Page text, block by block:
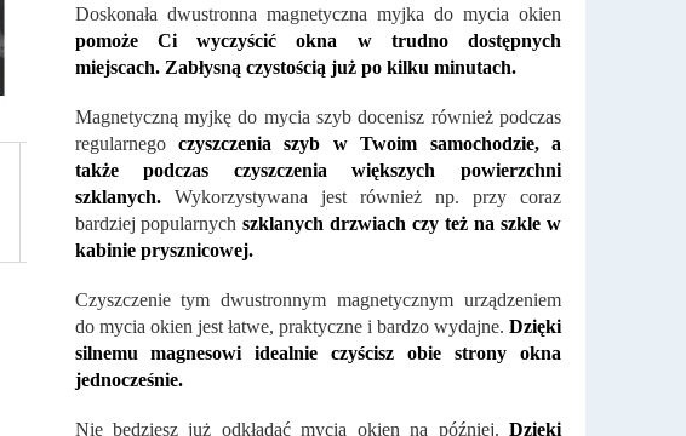
Doskonała dwustronna magnetyczna myjka do mycia okien
pomoże Ci wyczyścić okna w trudno dostępnych
miejscach. Zabłysną czystością już po kilku minutach.
Magnetyczną myjkę do mycia szyb docenisz również podczas
regularnego czyszczenia szyb w Twoim samochodzie, a
także podczas czyszczenia większych powierzchni
szklanych.Wykorzystywana jest również np. przy coraz
bardziej popularnychszklanych drzwiach czy też na szkle w
kabinie prysznicowej.
Czyszczenie tym dwustronnym magnetycznym urządzeniem
do mycia okien jest łatwe, praktyczne i bardzo wydajne. Dzięki
silnemu magnesowi idealnie czyścisz obie strony okna
jednocześnie.
Nie będziesz już odkładać mycia okien na później. Dzięki